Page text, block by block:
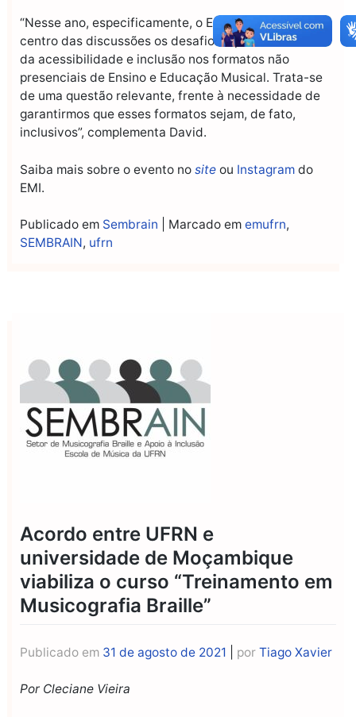
“Nesse ano, especificamente, o Evento traz para o
centro das discussões os desafios e potencialidades
da acessibilidade e inclusão nos formatos não
presenciais de Ensino e Educação Musical. Trata-se
de uma questão relevante, frente à necessidade de
garantirmos que esses formatos sejam, de fato,
inclusivos”, complementa David.
Saiba mais sobre o evento no site ou Instagram do
EMI.
Publicado em Sembrain Marcado em emufrn,
SEMBRAIN, ufrn
Acordo entre UFRN e
universidade de Moçambique
viabiliza o curso “Treinamento em
Musicografia Braille”
Publicado em 31 de agosto de 2021 por Tiago Xavier
Por Cleciane Vieira